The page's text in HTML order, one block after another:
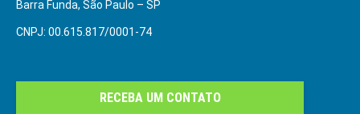
Barra Funda, São Paulo – SP
CNPJ: 00.615.817/0001-74
RECEBA UM CONTATO